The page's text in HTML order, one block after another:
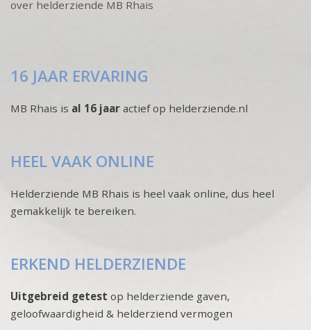
over helderziende MB Rhais
16 JAAR ERVARING
MB Rhais is al 16 jaar actief op helderziende.nl
HEEL VAAK ONLINE
Helderziende MB Rhais is heel vaak online, dus heel
gemakkelijk te bereiken.
ERKEND HELDERZIENDE
Uitgebreid getest op helderziende gaven,
geloofwaardigheid & helderziend vermogen